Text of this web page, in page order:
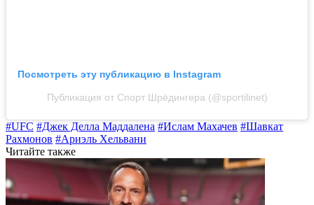
Посмотреть эту публикацию в Instagram
Публикация от Спорт Шрёдингера (@sportilinet)
#UFC #Джек Делла Маддалена #Ислам Махачев #Шавкат
Рахмонов #Ариэль Хельвани
Читайте также